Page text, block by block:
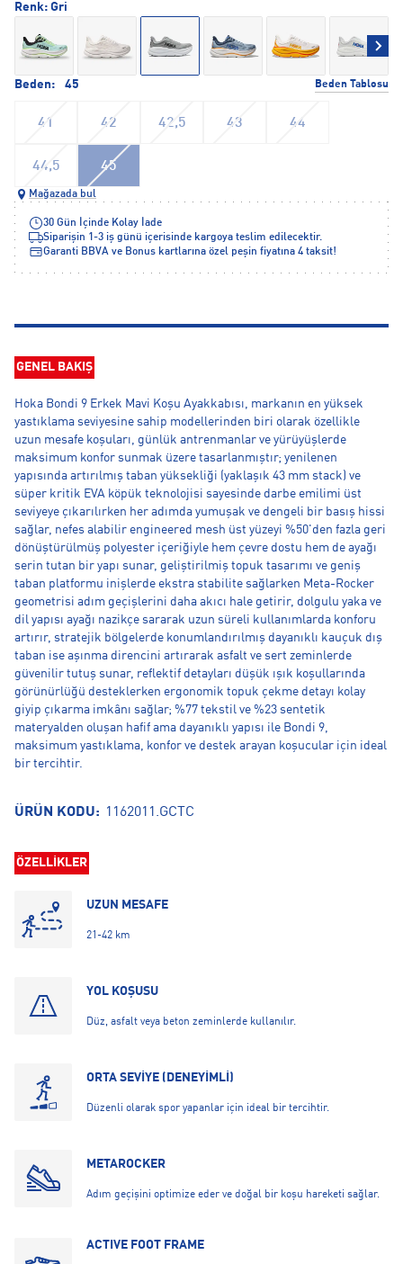
Beden: 45 Beden Tablosu
41 42 42,5 43 44
44,5 45
Renk: Gri
Mağazada bul
30 Gün İçinde Kolay İade
Siparişin 1-3 iş günü içerisinde kargoya teslim edilecektir.
Garanti BBVA ve Bonus kartlarına özel peşin fiyatına 4 taksit!
GENEL BAKIŞ
Hoka Bondi 9 Erkek Mavi Koşu Ayakkabısı, markanın en yüksek
yastıklama seviyesine sahip modellerinden biri olarak özellikle
uzun mesafe koşuları, günlük antrenmanlar ve yürüyüşlerde
maksimum konfor sunmak üzere tasarlanmıştır; yenilenen
yapısında artırılmış taban yüksekliği (yaklaşık 43 mm stack) ve
süper kritik EVA köpük teknolojisi sayesinde darbe emilimi üst
seviyeye çıkarılırken her adımda yumuşak ve dengeli bir basış hissi
sağlar, nefes alabilir engineered mesh üst yüzeyi %50'den fazla geri
dönüştürülmüş polyester içeriğiyle hem çevre dostu hem de ayağı
serin tutan bir yapı sunar, geliştirilmiş topuk tasarımı ve geniş
taban platformu inişlerde ekstra stabilite sağlarken Meta-Rocker
geometrisi adım geçişlerini daha akıcı hale getirir, dolgulu yaka ve
dil yapısı ayağı nazikçe sararak uzun süreli kullanımlarda konforu
artırır, stratejik bölgelerde konumlandırılmış dayanıklı kauçuk dış
taban ise aşınma direncini artırarak asfalt ve sert zeminlerde
güvenilir tutuş sunar, reflektif detayları düşük ışık koşullarında
görünürlüğü desteklerken ergonomik topuk çekme detayı kolay
giyip çıkarma imkânı sağlar; %77 tekstil ve %23 sentetik
materyalden oluşan hafif ama dayanıklı yapısı ile Bondi 9,
maksimum yastıklama, konfor ve destek arayan koşucular için ideal
bir tercihtir.
ÜRÜN KODU: 1162011.GCTC
ÖZELLİKLER
UZUN MESAFE
21-42 km
YOL KOŞUSU
Düz, asfalt veya beton zeminlerde kullanılır.
ORTA SEVİYE (DENEYİMLİ)
Düzenli olarak spor yapanlar için ideal bir tercihtir.
METAROCKER
Adım geçişini optimize eder ve doğal bir koşu hareketi sağlar.
ACTIVE FOOT FRAME